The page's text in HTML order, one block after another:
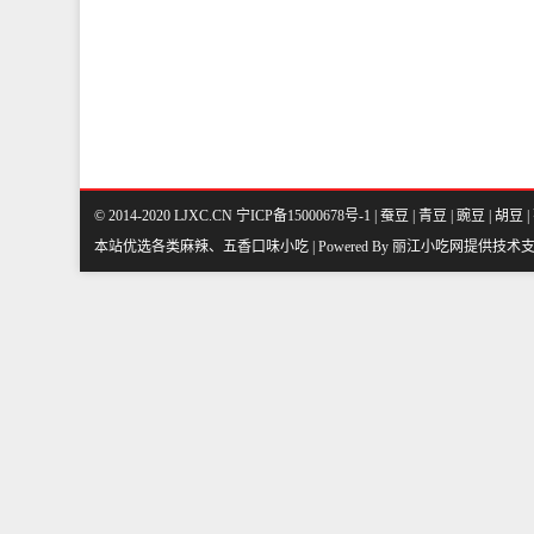
© 2014-2020 LJXC.CN 宁ICP备15000678号-1 | 蚕豆 青豆 豌豆 胡豆
本站优选各类麻辣、五香口味小吃 | Powered By 丽江小吃网提供技术